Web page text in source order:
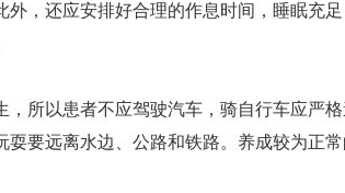
，还应安排好合理的作息时间，睡眠充足
，所以患者不应驾驶汽车，骑自行车应严
要远离水边、公路和铁路。养成较为正常